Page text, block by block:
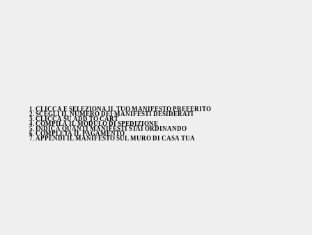
CLICCA E SELEZIONA IL TUO MANIFESTO PREFERITO
SCEGLI IL NUMERO DEI MANIFESTI DESIDERATI
CLICCA SU ADD TO CART
COMPILA IL MODULO DI SPEDIZIONE
INDICA QUANTI MANIFESTI STAI ORDINANDO
COMPLETA IL PAGAMENTO
APPENDI IL MANIFESTO SUL MURO DI CASA TUA